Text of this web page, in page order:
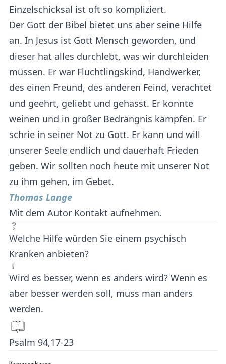
Einzelschicksal ist oft so kompliziert.
Der Gott der Bibel bietet uns aber seine Hilfe
an. In Jesus ist Gott Mensch geworden, und
dieser hat alles durchlebt, was wir durchleiden
müssen. Er war Flüchtlingskind, Handwerker,
des einen Freund, des anderen Feind, verachtet
und geehrt, geliebt und gehasst. Er konnte
weinen und in großer Bedrängnis kämpfen. Er
schrie in seiner Not zu Gott. Er kann und will
unserer Seele endlich und dauerhaft Frieden
geben. Wir sollten noch heute mit unserer Not
zu ihm gehen, im Gebet.
Thomas Lange
Mit dem Autor Kontakt aufnehmen.
Welche Hilfe würden Sie einem psychisch
Kranken anbieten?
Wird es besser, wenn es anders wird? Wenn es
aber besser werden soll, muss man anders
werden.
Psalm 94,17-23